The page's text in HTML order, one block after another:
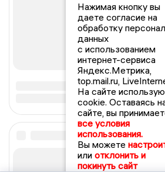
Нажимая кнопку вы
даете согласие на
обработку
данных
с использованием
интернет-сервиса
Яндекс.Метрика,
top.mail.ru,
На сайте
cookie. Оставаясь
сайте, вы
все условия
использования.
Вы можете
или отклонить и
покинуть сайт